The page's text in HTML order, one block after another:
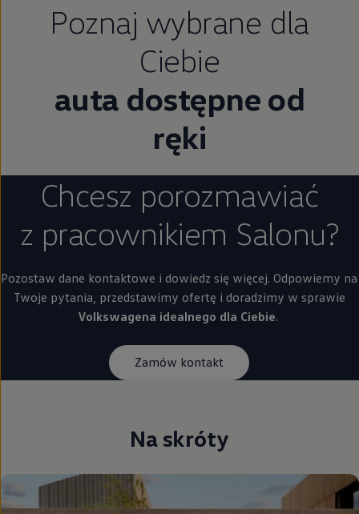
Poznaj wybrane dla
Ciebie
auta dostępne od
ręki
Chcesz porozmawiać
z pracownikiem Salonu?
Pozostaw dane kontaktowe i dowiedz się więcej. Odpowiemy na
Twoje pytania, przedstawimy ofertę i doradzimy w sprawie
Volkswagena idealnego dla Ciebie.
Zamów kontakt
Na skróty